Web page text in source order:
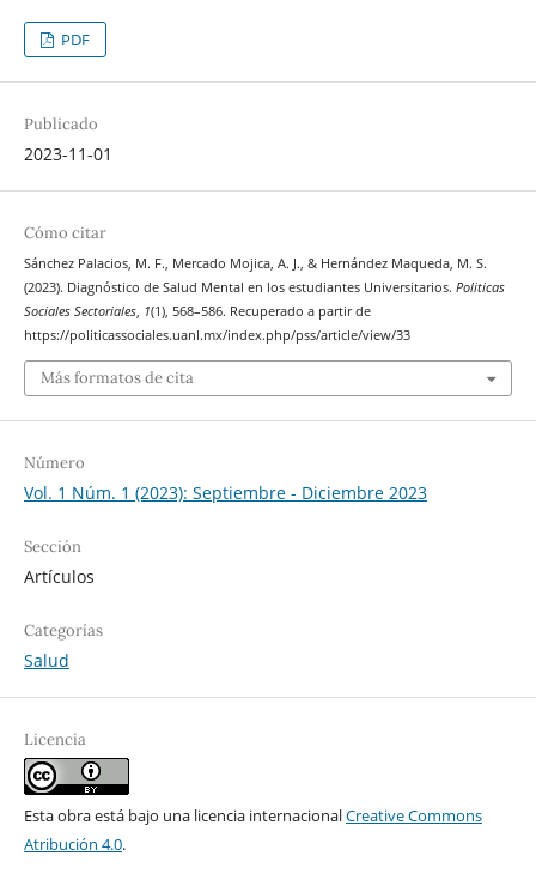
PDF
Publicado
2023-11-01
Cómo citar
Sánchez Palacios, M. F., Mercado Mojica, A. J., & Hernández Maqueda, M. S.
(2023). Diagnóstico de Salud Mental en los estudiantes Universitarios. Politicas
Sociales Sectoriales, 1(1), 568–586. Recuperado a partir de
https://politicassociales.uanl.mx/index.php/pss/article/view/33
Más formatos de cita
Número
Vol. 1 Núm. 1 (2023): Septiembre - Diciembre 2023
Sección
Artículos
Categorías
Salud
Licencia
Esta obra está bajo una licencia internacionalCreative Commons
Atribución 4.0.